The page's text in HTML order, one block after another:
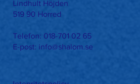
Lindhult Höjden
519 90 Horred
Telefon: 018-701 02 65
E-post: info@shalom.se